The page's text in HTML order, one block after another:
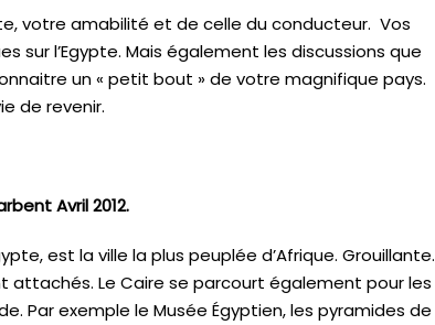
votre amabilité et de celle du conducteur. Vos
sur l’Egypte. Mais également les discussions que
un « petit bout » de votre magnifique pays.
de revenir.
Avril 2012.
est la ville la plus peuplée d’Afrique. Grouillante.
attachés. Le Caire se parcourt également pour les
Par exemple le Musée Égyptien, les pyramides de